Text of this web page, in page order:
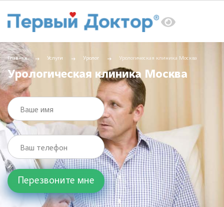
Главная Услуги Уролог Урологическая клиника Москва
Урологическая клиника Москва
Ваше имя
Ваш телефон